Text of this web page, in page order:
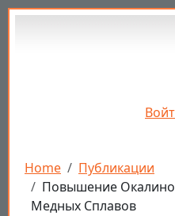
Перейти к основному
Строка
Home
Публикации
Повышение
Медных Сплавов